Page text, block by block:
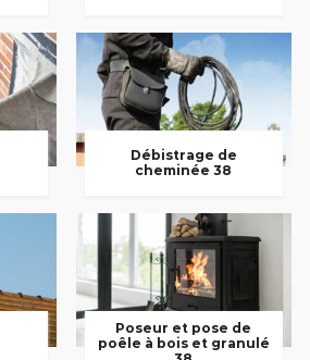
Débistrage de
cheminée 38
Poseur et pose de
poêle à bois et granulé